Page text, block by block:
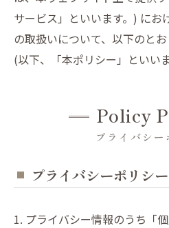
サービス」といいます。) にお
の取扱いについて、以下のと
(以下、「本ポリシー」といい
プライバシー
Policy
プライバシーポリシ
1. プライバシー情報のうち「